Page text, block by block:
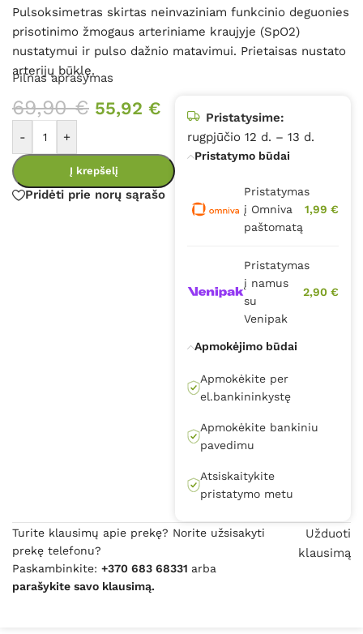
Pulsoksimetras skirtas neinvaziniam funkcinio deguonies
prisotinimo žmogaus arteriniame kraujyje (SpO2)
nustatymui ir pulso dažnio matavimui. Prietaisas nustato
arterijų būklę.
Pilnas aprašymas
69,90€ 55,92 €
- +
Į krepšelį
Pridėti prie norų sąrašo
Pristatysime:
rugpjūčio 12 d. – 13 d.
Pristatymo būdai
Pristatymas
į Omniva
paštomatą
1,99 €
Pristatymas
į namus
su
Venipak
2,90 €
Apmokėjimo būdai
Apmokėkite per
el.bankininkystę
Apmokėkite bankiniu
pavedimu
Atsiskaitykite
pristatymo metu
Turite klausimų apie prekę? Norite užsisakyti
prekę telefonu?
Paskambinkite: +370 683 68331 arba
parašykite savo klausimą.
Užduoti
klausimą